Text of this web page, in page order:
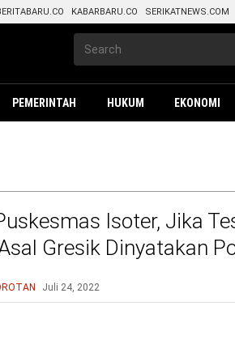
KABARBARU.CO SERIKATNEWS.COM
PEMERINTAH HUKUM EKONOMI
Isoter, Jika
Gresik Dinyatakan
Juli 24, 2022